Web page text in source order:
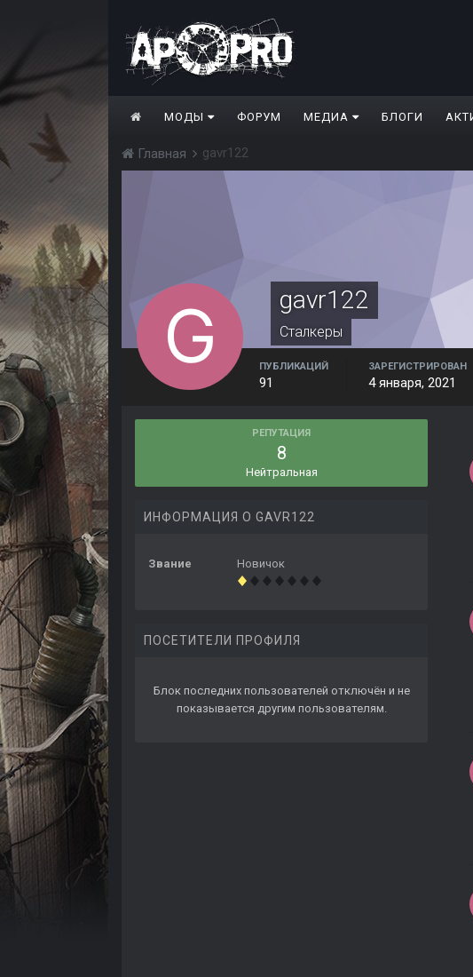
МОДЫ ФОРУМ МЕДИА БЛОГИ
Главная gavr122
gavr122
Сталкеры
ПУБЛИКАЦИЙ
91
ЗАРЕГИСТРИРОВАН
4 января, 2021
РЕПУТАЦИЯ
8
Нейтральная
ИНФОРМАЦИЯ О GAVR122
Звание Новичок
ПОСЕТИТЕЛИ ПРОФИЛЯ
Блок последних пользователей отключён и не
показывается другим пользователям.